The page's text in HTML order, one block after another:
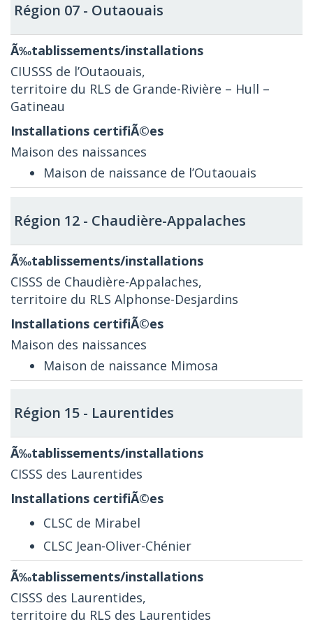
Région 07 - Outaouais
CIUSSS de l’Outaouais,
territoire du RLS de Grande-Rivière – Hull –
Gatineau
Maison des naissances
Maison de naissance de l’Outaouais
Région 12 - Chaudière-Appalaches
CISSS de Chaudière-Appalaches,
territoire du RLS Alphonse-Desjardins
Maison des naissances
Maison de naissance Mimosa
Région 15 - Laurentides
CISSS des Laurentides
CLSC de Mirabel
CLSC Jean-Oliver-Chénier
CISSS des Laurentides,
territoire du RLS des Laurentides